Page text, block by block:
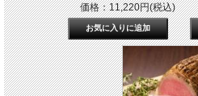
価格：11,220円(税込)